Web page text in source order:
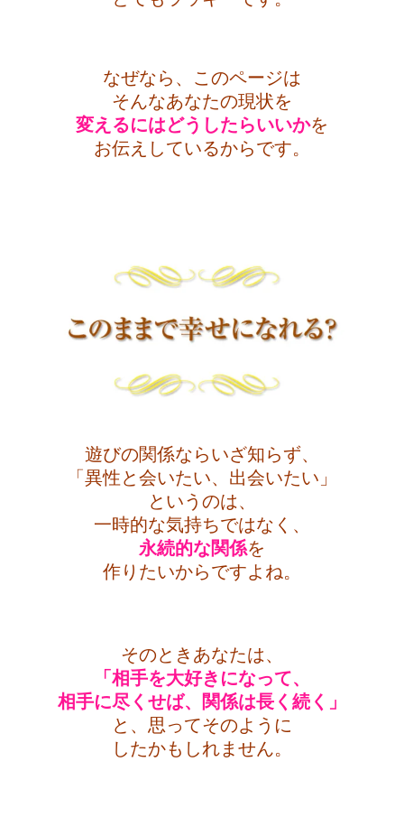
なぜなら、このページは
そんなあなたの現状を
変えるにはどうしたらいいかを
お伝えしているからです。
遊びの関係ならいざ知らず、
「異性と会いたい、出会いたい」
というのは、
一時的な気持ちではなく、
永続的な関係を
作りたいからですよね。
そのときあなたは、
「相手を大好きになって、
相手に尽くせば、関係は長く続く」
と、思ってそのように
したかもしれません。